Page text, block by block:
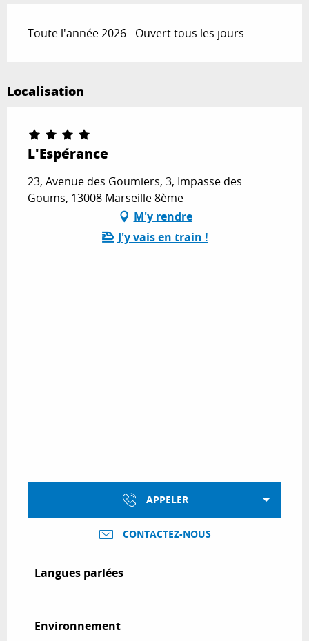
Toute l'année 2026 - Ouvert tous les jours
Localisation
L'Espérance
23, Avenue des Goumiers, 3, Impasse des
Goums, 13008 Marseille 8ème
M'y rendre
J'y vais en train !
APPELER
CONTACTEZ-NOUS
Langues parlées
Langues parlées
Environnement
Environnement